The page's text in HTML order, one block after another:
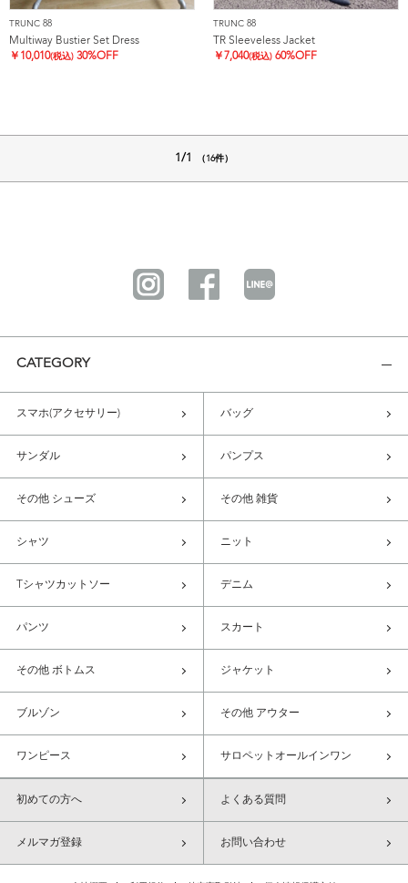
TRUNC 88
Multiway Bustier Set Dress
￥ 10,010(税込) 30%OFF
TRUNC 88
TR Sleeveless Jacket
￥ 7,040(税込) 60%OFF
1/1 （16件）
CATEGORY
スマホ(アクセサリー) バッグ
サンダル パンプス
その他 シューズ その他 雑貨
シャツ ニット
Tシャツカットソー デニム
パンツ スカート
その他 ボトムス ジャケット
ブルゾン その他 アウター
ワンピース サロペットオールインワン
初めての方へ よくある質問
メルマガ登録 お問い合わせ